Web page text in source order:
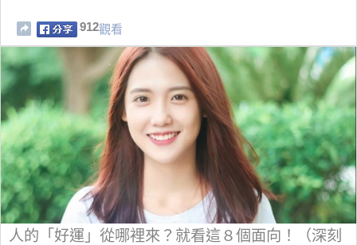
912觀看
人的「好運」從哪裡來？就看這８個面向！（深刻